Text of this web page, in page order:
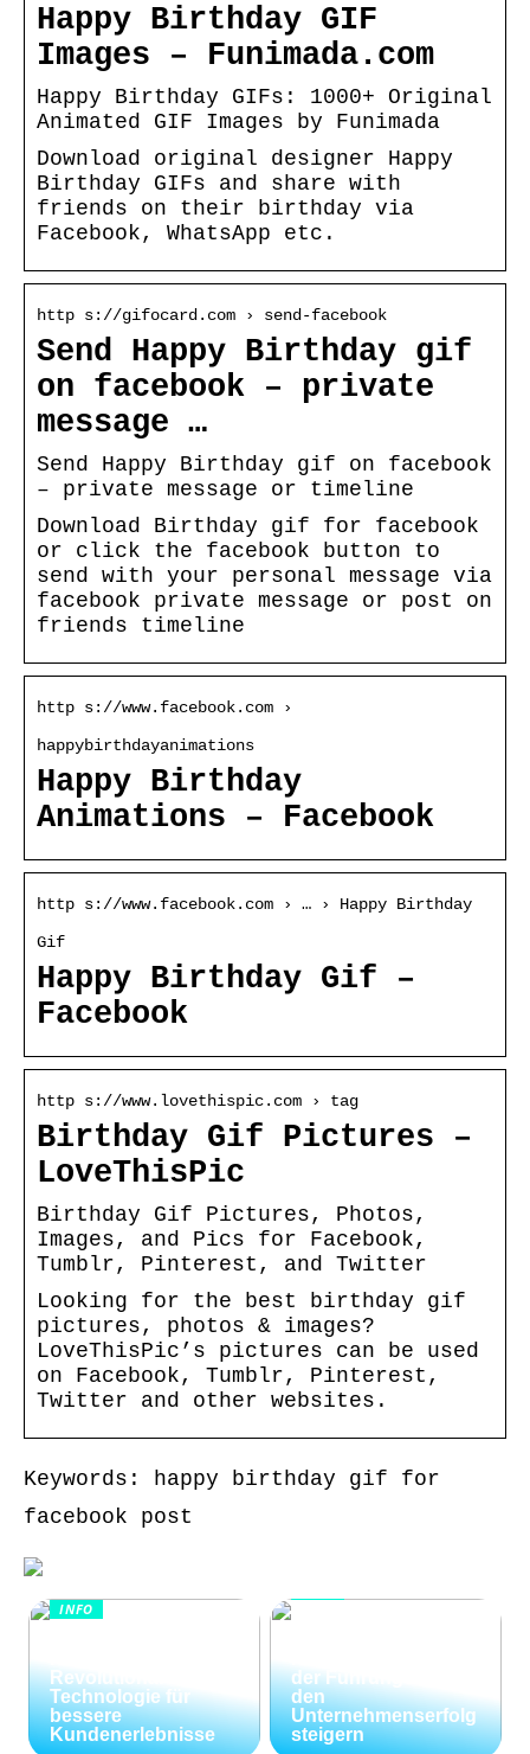
Happy Birthday GIF
Images – Funimada.com
Happy Birthday GIFs: 1000+ Original
Animated GIF Images by Funimada
Download original designer Happy
Birthday GIFs and share with
friends on their birthday via
Facebook, WhatsApp etc.
http s://gifocard.com › send-facebook
Send Happy Birthday gif
on facebook – private
message …
Send Happy Birthday gif on facebook
– private message or timeline
Download Birthday gif for facebook
or click the facebook button to
send with your personal message via
facebook private message or post on
friends timeline
http s://www.facebook.com ›
happybirthdayanimations
Happy Birthday
Animations – Facebook
http s://www.facebook.com › … › Happy Birthday
Gif
Happy Birthday Gif –
Facebook
http s://www.lovethispic.com › tag
Birthday Gif Pictures –
LoveThisPic
Birthday Gif Pictures, Photos,
Images, and Pics for Facebook,
Tumblr, Pinterest, and Twitter
Looking for the best birthday gif
pictures, photos & images?
LoveThisPic’s pictures can be used
on Facebook, Tumblr, Pinterest,
Twitter and other websites.
Keywords: happy birthday gif for
facebook post
INFO
Revolutionäre
Technologie für
bessere
Kundenerlebnisse
der Führungskräfte
den
Unternehmenserfolg
steigern